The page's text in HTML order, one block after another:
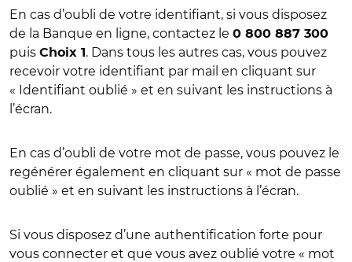
En cas d’oubli de votre identifiant, si vous disposez
de la Banque en ligne, contactez le 0 800 887 300
puis Choix 1 . Dans tous les autres cas, vous pouvez
recevoir votre identifiant par mail en cliquant sur
« Identifiant oublié » et en suivant les instructions à
l’écran.
En cas d’oubli de votre mot de passe, vous pouvez le
regénérer également en cliquant sur « mot de passe
oublié » et en suivant les instructions à l’écran.
Si vous disposez d’une authentification forte pour
vous connecter et que vous avez oublié votre « mot